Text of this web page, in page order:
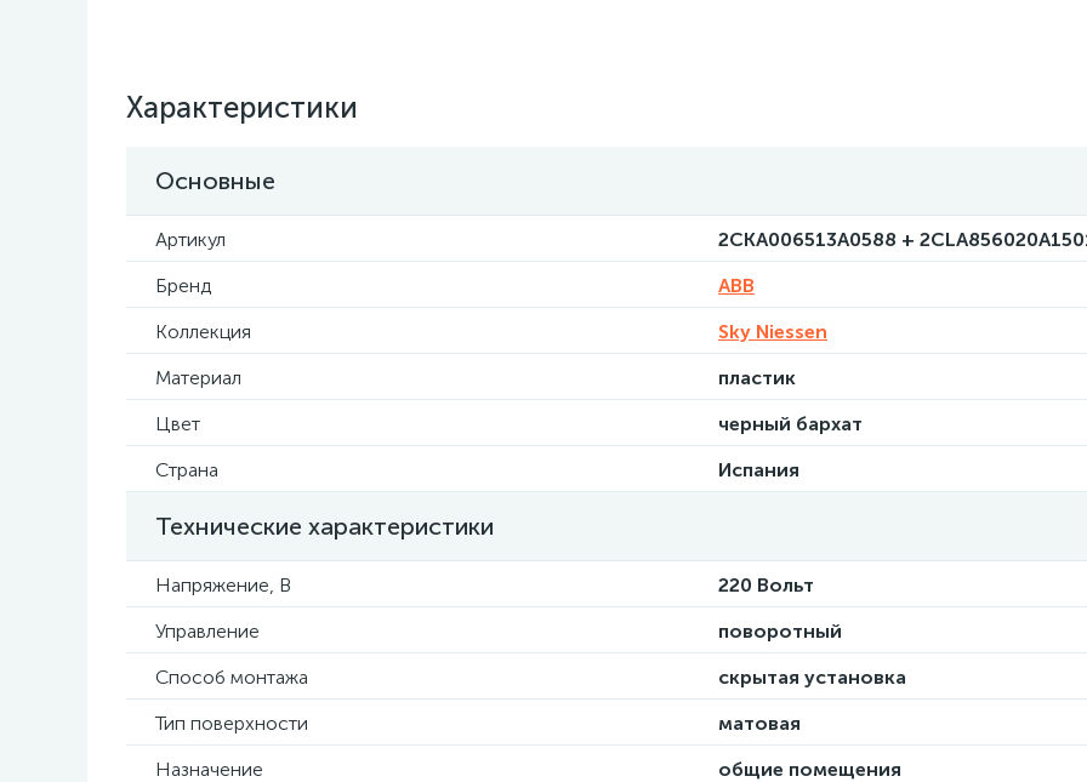
Характеристики
Основные
Артикул
2CKA006513A0588 +
Бренд
ABB
Коллекция
Sky Niessen
Материал
пластик
Цвет
черный бархат
Страна
Испания
Технические характеристики
Напряжение, В
220 Вольт
Управление
поворотный
Способ монтажа
скрытая установка
Тип поверхности
матовая
Назначение
общие помещения